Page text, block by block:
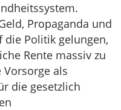
Propaganda und
die Politik gelungen,
Rente massiv zu
als
die gesetzlich